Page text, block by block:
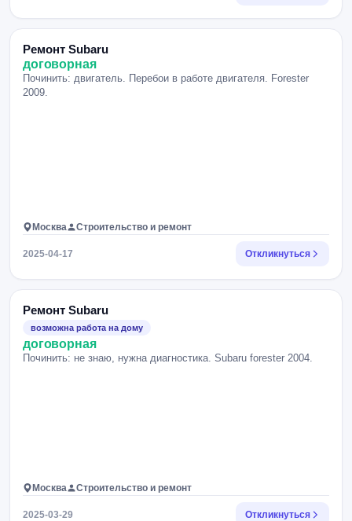
Ремонт Subaru
договорная
Починить: двигатель. Перебои в работе двигателя. Forester
2009.
Москва Строительство и ремонт
2025-04-17 Откликнуться
Ремонт Subaru
возможна работа на дому
договорная
Починить: не знаю, нужна диагностика. Subaru forester 2004.
Москва Строительство и ремонт
2025-03-29 Откликнуться